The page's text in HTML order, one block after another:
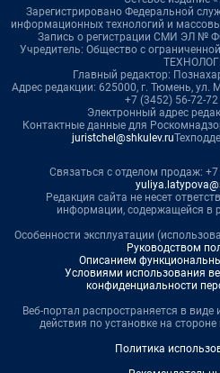
Зарегистрировано Федеральной
информационных технологий и
Запись о регистрации СМИ ЭЛ №
Учредитель: Общество с
Главный редактор:
Адрес редакции: 625000, г. Тюмень, ул.
+7 (3452) 56-72-
Электронный адрес
Контактные данные для
juristchel@shkulev.ru
Связаться с отделом продаж:
Редакция сайта не несет
информации, содержащейся в
Особенности эксплуатации
Руководством
Описанием
Условиями использования
конфиденциальности
Веб-портал распространяется в виде
действия по установке на
Политика